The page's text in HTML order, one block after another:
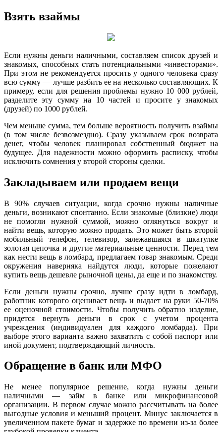
Взять взаймы
Если нужны деньги наличными, составляем список друзей и
знакомых, способных стать потенциальными «инвесторами».
При этом не рекомендуется просить у одного человека сразу
всю сумму — лучше разбить ее на несколько составляющих. К
примеру, если для решения проблемы нужно 10 000 рублей,
разделите эту сумму на 10 частей и просите у знакомых
(друзей) по 1000 рублей.
Чем меньше сумма, тем больше вероятность получить взаймы
(в том числе безвозмездно). Сразу указываем срок возврата
денег, чтобы человек планировал собственный бюджет на
будущее. Для надежности можно оформить расписку, чтобы
исключить сомнения у второй стороны сделки.
Закладываем или продаем вещи
В 90% случаев ситуации, когда срочно нужны наличные
деньги, возникают спонтанно. Если знакомые (близкие) люди
не помогли нужной суммой, можно оглянуться вокруг и
найти вещь, которую можно продать. Это может быть второй
мобильный телефон, телевизор, залежавшаяся в шкатулке
золотая цепочка и другие материальные ценности. Перед тем
как нести вещь в ломбард, предлагаем товар знакомым. Среди
окружения наверняка найдутся люди, которые пожелают
купить вещь дешевле рыночной цены, да еще и по знакомству.
Если деньги нужны срочно, лучше сразу идти в ломбард,
работник которого оценивает вещь и выдает на руки 50-70%
ее оценочной стоимости. Чтобы получить обратно изделие,
придется вернуть деньги в срок с учетом процента
учреждения (индивидуален для каждого ломбарда). При
выборе этого варианта важно захватить с собой паспорт или
иной документ, подтверждающий личность.
Обращение в банк или МФО
Не менее популярное решение, когда нужны деньги
наличными — займ в банке или микрофинансовой
организации. В первом случае можно рассчитывать на более
выгодные условия и меньший процент. Минус заключается в
увеличенном пакете бумаг и задержке по времени из-за более